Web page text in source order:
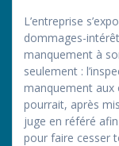
L’entreprise
dommages-
manquement à
seulement :
manquement aux
pourrait, après
juge en référé
pour faire cesser